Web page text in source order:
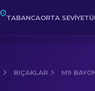
TABANCAORTA SEVIYE
BIÇAKLAR M9